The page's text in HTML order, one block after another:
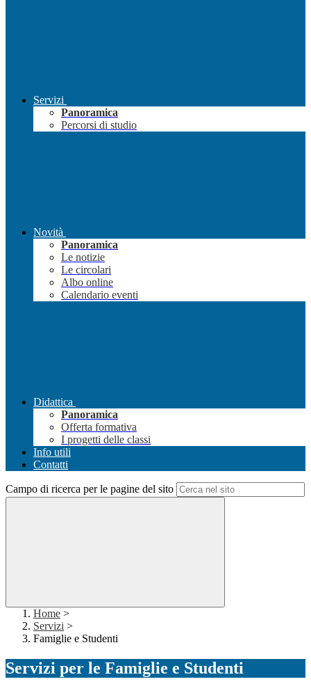
Servizi
Panoramica
Percorsi di studio
Novità
Panoramica
Le notizie
Le circolari
Albo online
Calendario eventi
Didattica
Panoramica
Offerta formativa
I progetti delle classi
Info utili
Contatti
Campo di ricerca per le pagine del sito
Home >
Servizi >
Famiglie e Studenti
Servizi per le Famiglie e Studenti